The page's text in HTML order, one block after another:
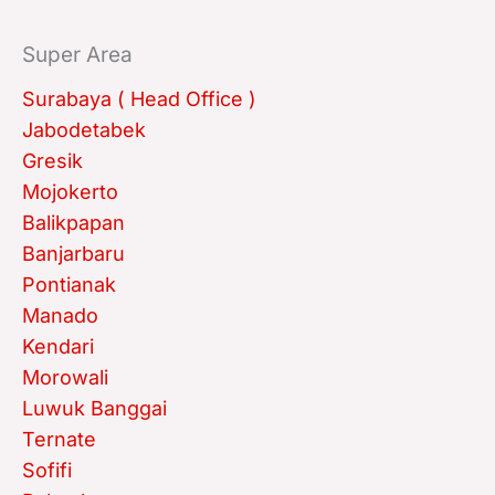
Super Area
Surabaya ( Head Office )
Jabodetabek
Gresik
Mojokerto
Balikpapan
Banjarbaru
Pontianak
Manado
Kendari
Morowali
Luwuk Banggai
Ternate
Sofifi